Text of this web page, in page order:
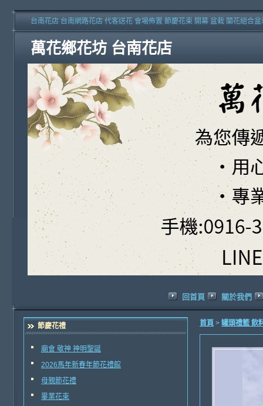
萬花鄉花坊 台南花店
台南花店 台南網路花店 代客送花 會場佈置 節慶花束 開幕 盆栽 蘭花組合
回首頁 關於我們
節慶花禮
廟會 敬神 神明聖誕
2026馬年新春年節花禮館
母親節花禮
畢業花束
首頁 > 罐頭禮籃 飲